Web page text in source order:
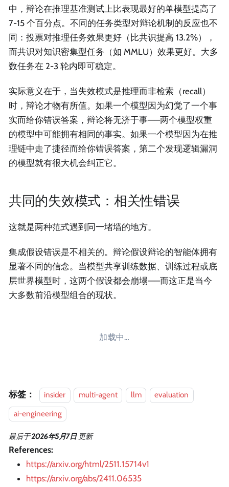
中，辩论在推理基准测试上比表现最好的单模型提高了
7-15 个百分点。不同的任务类型对辩论机制的反应也不
同：投票对推理任务效果更好（比共识提高 13.2%），
而共识对知识密集型任务（如 MMLU）效果更好。大多
数任务在 2-3 轮内即可稳定。
实际意义在于，当失效模式是推理而非检索（recall）
时，辩论才物有所值。如果一个模型因为幻觉了一个事
实而给你错误答案，辩论将无济于事——两个模型权重
的模型中可能拥有相同的事实。如果一个模型因为在推
理链中走了捷径而给你错误答案，第二个发现逻辑漏洞
的模型就有很大机会纠正它。
共同的失效模式：相关性错误
这就是两种范式遇到同一堵墙的地方。
集成假设错误是不相关的。辩论假设辩论的智能体拥有
显著不同的信念。当模型共享训练数据、训练过程或底
层世界模型时，这两个假设都会崩塌——而这正是当今
大多数前沿模型组合的现状。
加载中…
标签： insider multi-agent llm
evaluation
ai-engineering
最后于2026年5月7日 更新
References:
https://arxiv.org/html/2511.15714v1
https://arxiv.org/abs/2411.06535